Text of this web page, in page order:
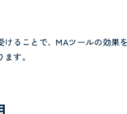
けることで、MAツールの効果
す。